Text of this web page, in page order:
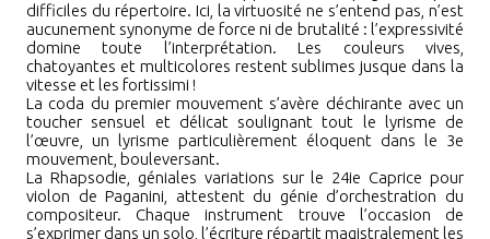
difficiles du répertoire. Ici, la virtuosité ne s’entend pas, n’est
aucunement synonyme de force ni de brutalité : l’expressivité
domine toute l’interprétation. Les couleurs vives,
chatoyantes et multicolores restent sublimes jusque dans la
vitesse et les fortissimi !
La coda du premier mouvement s’avère déchirante avec un
toucher sensuel et délicat soulignant tout le lyrisme de
l’œuvre, un lyrisme particulièrement éloquent dans le 3e
mouvement, bouleversant.
La Rhapsodie, géniales variations sur le 24ie Caprice pour
violon de Paganini, attestent du génie d’orchestration du
compositeur. Chaque instrument trouve l’occasion de
s’exprimer dans un solo, l’écriture répartit magistralement les